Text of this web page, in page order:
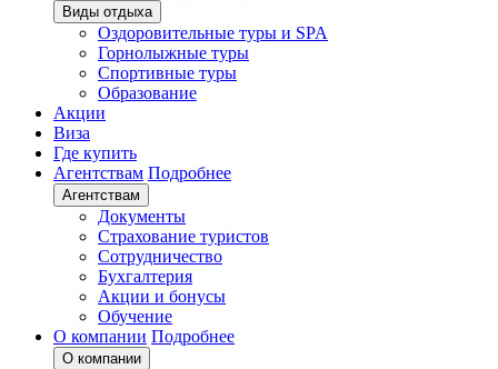
Виды отдыха
Оздоровительные туры и SPA
Горнолыжные туры
Спортивные туры
Образование
Акции
Виза
Где купить
Агентствам Подробнее
Агентствам
Документы
Страхование туристов
Сотрудничество
Бухгалтерия
Акции и бонусы
Обучение
О компании Подробнее
О компании